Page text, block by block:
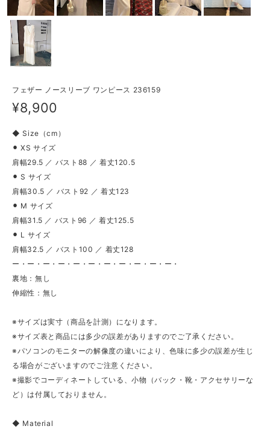
フェザー ノースリーブ ワンピース 236159
¥8,900
◆ Size（cm）
⚫︎ XS サイズ
肩幅29.5 ／ バスト88 ／ 着丈120.5
⚫︎ S サイズ
肩幅30.5 ／ バスト92 ／ 着丈123
⚫︎ M サイズ
肩幅31.5 ／ バスト96 ／ 着丈125.5
⚫︎ L サイズ
肩幅32.5 ／ バスト100 ／ 着丈128
ー・ー・ー・ー・ー・ー・ー・ー・ー・ー・ー・
裏地：無し
伸縮性：無し
※サイズは実寸（商品を計測）になります。
※サイズ表と商品には多少の誤差がありますのでご了承ください。
※パソコンのモニターの解像度の違いにより、色味に多少の誤差が生じ
る場合がございますのでご注意ください。
※撮影でコーディネートしている、小物（バック・靴・アクセサリーな
ど）は付属しておりません。
◆ Material